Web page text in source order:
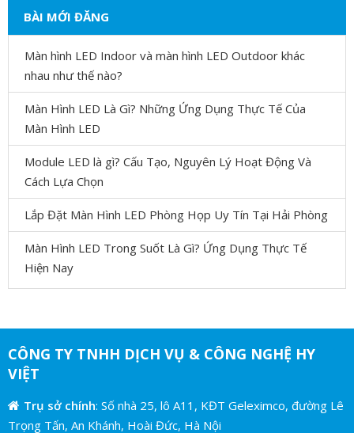
BÀI MỚI ĐĂNG
Màn hình LED Indoor và màn hình LED Outdoor khác
nhau như thế nào?
Màn Hình LED Là Gì? Những Ứng Dụng Thực Tế Của
Màn Hình LED
Module LED là gì? Cấu Tạo, Nguyên Lý Hoạt Động Và
Cách Lựa Chọn
Lắp Đặt Màn Hình LED Phòng Họp Uy Tín Tại Hải Phòng
Màn Hình LED Trong Suốt Là Gì? Ứng Dụng Thực Tế
Hiện Nay
CÔNG TY TNHH DỊCH VỤ & CÔNG NGHỆ HY
VIỆT
Trụ sở chính: Số nhà 25, lô A11, KĐT Geleximco, đường Lê
Trọng Tấn, An Khánh, Hoài Đức, Hà Nội